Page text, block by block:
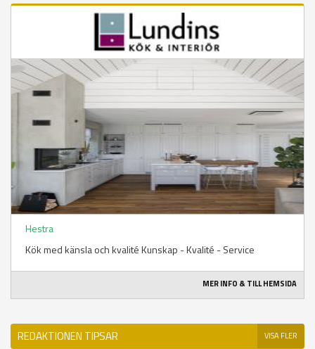
Hestra
Kök med känsla och kvalité Kunskap - Kvalité - Service
MER INFO & TILL HEMSIDA
REDAKTIONEN TIPSAR VISA FLER